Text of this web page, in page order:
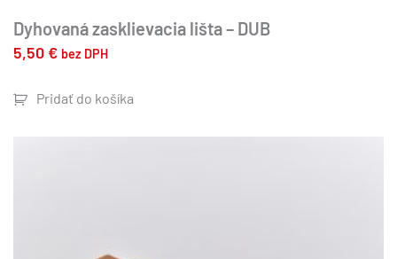
Dyhovaná zasklievacia lišta – DUB
5,50 € bez DPH
Pridať do košíka